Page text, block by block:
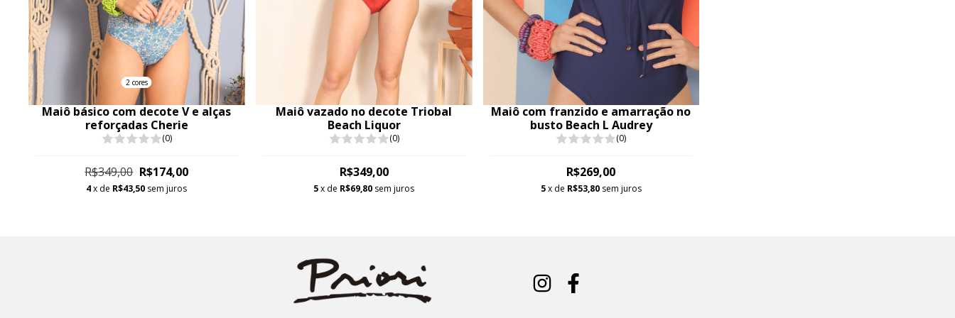
2 cores
Maiô básico com decote V e alças
reforçadas Cherie
(0)
R$349,00 R$174,00
4x de R$43,50 sem juros
Maiô vazado no decote Triobal
Beach Liquor
(0)
R$349,00
5x de R$69,80 sem juros
Maiô com franzido e amarração no
busto Beach L Audrey
(0)
R$269,00
5x de R$53,80 sem juros